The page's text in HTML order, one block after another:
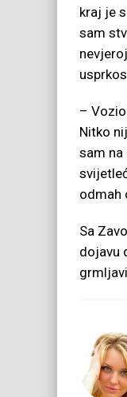
kraj je
sam
–
Nitko
sam na
odmah
Sa
dojavu